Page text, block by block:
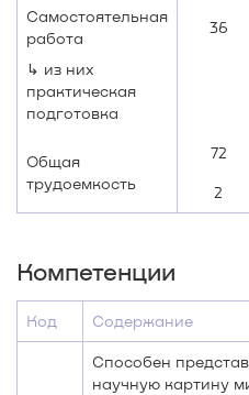
Самостоятельная
работа
36
↳ из них
практическая
подготовка
Общая
трудоемкость
72
2
Компетенции
Код Содержание
Способен
научную картину